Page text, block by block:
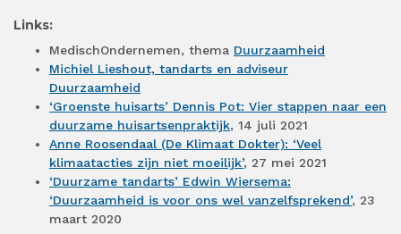
Links:
MedischOndernemen, thema Duurzaamheid
Michiel Lieshout, tandarts en adviseur
Duurzaamheid
‘Groenste huisarts’ Dennis Pot: Vier stappen naar een
duurzame huisartsenpraktijk, 14 juli 2021
Anne Roosendaal (De Klimaat Dokter): ‘Veel
klimaatacties zijn niet moeilijk’, 27 mei 2021
‘Duurzame tandarts’ Edwin Wiersema:
‘Duurzaamheid is voor ons wel vanzelfsprekend’, 23
maart 2020